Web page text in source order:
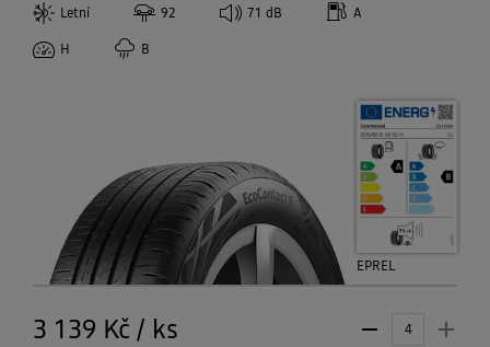
Letní 92 71 dB A
H B
EPREL
3 139 Kč / ks